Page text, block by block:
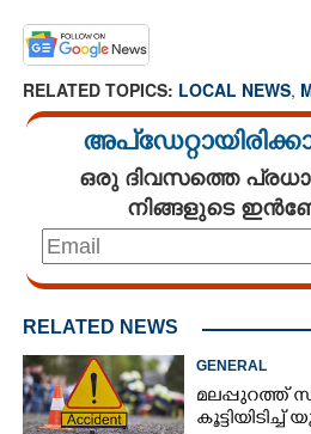
RELATED TOPICS: LOCAL NEWS,
ഒരു ദിവസത്തെ
നിങ്ങളുടെ
RELATED NEWS
GENERAL
മലപ്പുറത്ത്